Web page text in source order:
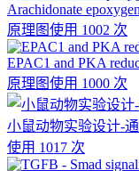
Arachidonate
原理图使用 1002 次
EPAC1 and PKA
原理图使用 1000 次
小鼠动物实验设计-
使用 1017 次